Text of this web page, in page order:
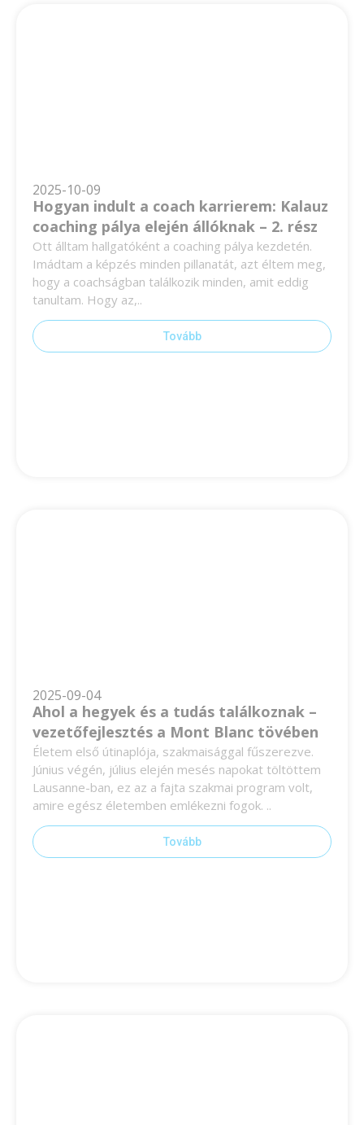
2025-10-09
Hogyan indult a coach karrierem: Kalauz
coaching pálya elején állóknak – 2. rész
Ott álltam hallgatóként a coaching pálya kezdetén.
Imádtam a képzés minden pillanatát, azt éltem meg,
hogy a coachságban találkozik minden, amit eddig
tanultam. Hogy az,..
Tovább
2025-09-04
Ahol a hegyek és a tudás találkoznak –
vezetőfejlesztés a Mont Blanc tövében
Életem első útinaplója, szakmaisággal fűszerezve.
Június végén, július elején mesés napokat töltöttem
Lausanne-ban, ez az a fajta szakmai program volt,
amire egész életemben emlékezni fogok. ..
Tovább